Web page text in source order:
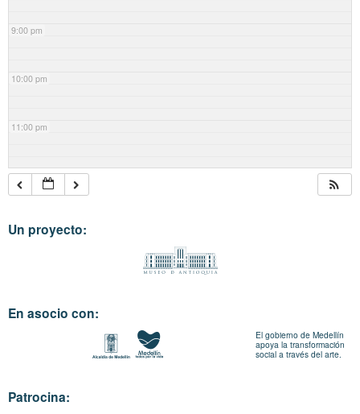
9:00 pm
10:00 pm
11:00 pm
Un proyecto:
En asocio con:
El gobierno de Medellín
apoya la transformación
social a través del arte.
Patrocina: